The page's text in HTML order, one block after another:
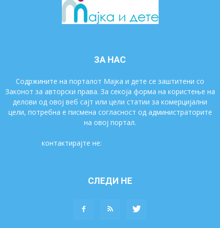
ЗА НАС
Содржините на порталот Мајка и дете се заштитени со
Законот за авторски права. За секоја форма на користење на
делови од овој веб сајт или цели статии за комерцијални
цели, потребна е писмена согласност од администраторите
на овој портал.
контактирајте не:
СЛЕДИ НЕ